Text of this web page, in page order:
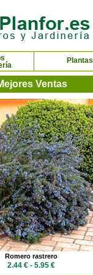
Plantas
Ventas
Romero rastrero
2.44 € - 5.95 €